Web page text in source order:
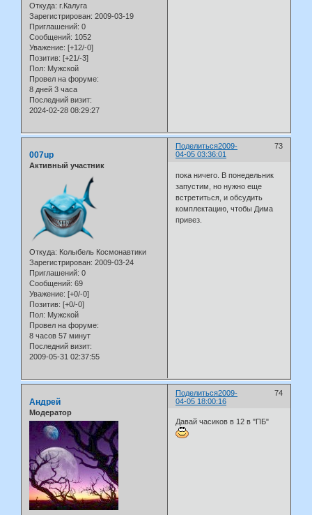
Откуда: г.Калуга
Зарегистрирован: 2009-03-19
Приглашений: 0
Сообщений: 1052
Уважение: [+12/-0]
Позитив: [+21/-3]
Пол: Мужской
Провел на форуме:
8 дней 3 часа
Последний визит:
2024-02-28 08:29:27
Поделиться 73
2009-
04-05 03:36:01
007up
Активный участник
Откуда: Колыбель Космонавтики
Зарегистрирован: 2009-03-24
Приглашений: 0
Сообщений: 69
Уважение: [+0/-0]
Позитив: [+0/-0]
Пол: Мужской
Провел на форуме:
8 часов 57 минут
Последний визит:
2009-05-31 02:37:55
пока ничего. В понедельник
запустим, но нужно еще
встретиться, и обсудить
комплектацию, чтобы Дима
привез.
Поделиться 74
2009-
04-05 18:00:16
Андрей
Модератор
Давай часиков в 12 в "ПБ"